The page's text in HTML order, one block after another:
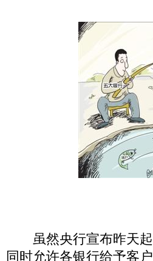
虽然央行宣布昨天起
同时允许各银行给予客